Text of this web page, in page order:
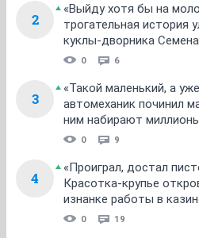
2
«Выйду хотя бы на
трогательная история
куклы-дворника
0 6
3
«Такой маленький, а
автомеханик починил
ним набирают
0 9
4
«Проиграл, достал
Красотка-крупье
изнанке работы в
0 19